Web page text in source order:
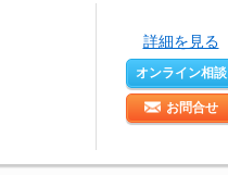
詳細を見る
オンライン相談
お問合せ